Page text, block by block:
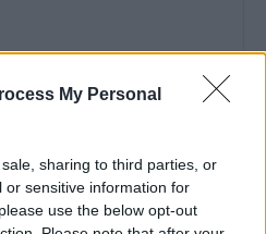
My Personal
sharing to third parties, or
or sensitive information for
use the below opt-out